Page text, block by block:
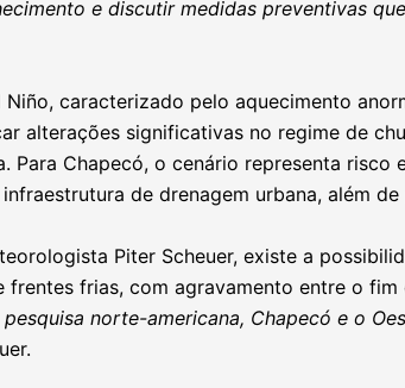
e discutir medidas preventivas
Niño, caracterizado pelo aquecimento
alterações significativas no regime de
Para Chapecó, o cenário representa
de drenagem urbana, além
Piter Scheuer, existe a
frentes frias, com agravamento entre o
norte-americana, Chapecó e o